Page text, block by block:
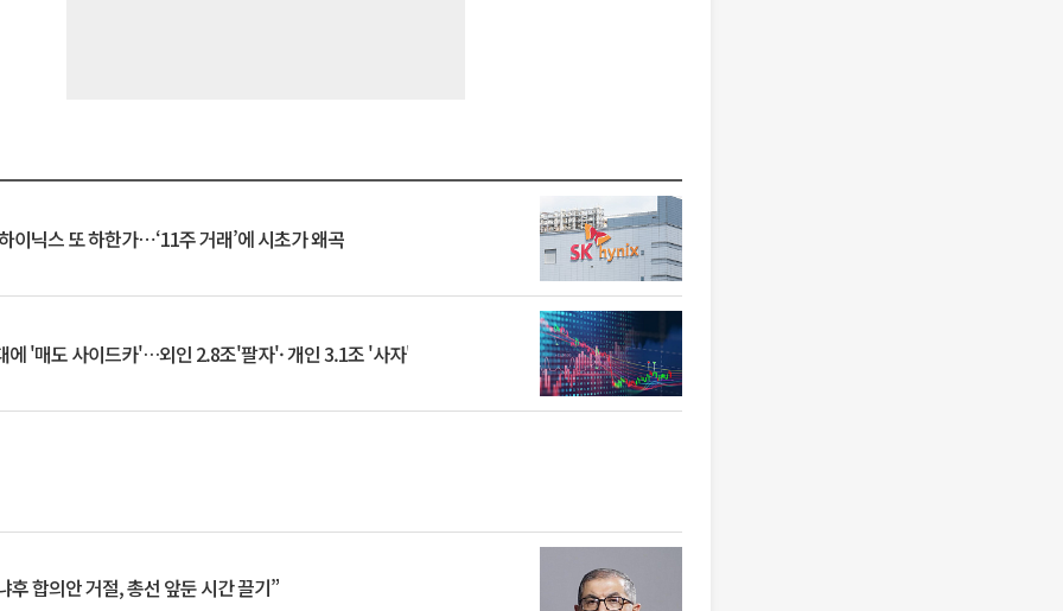
이닉스 또 하한가⋯‘11주 거래’에 시초가 왜곡
에 '매도 사이드카'…외인 2.8조'팔자'· 개인 3.1조 '사자'
후 합의안 거절, 총선 앞둔 시간 끌기”